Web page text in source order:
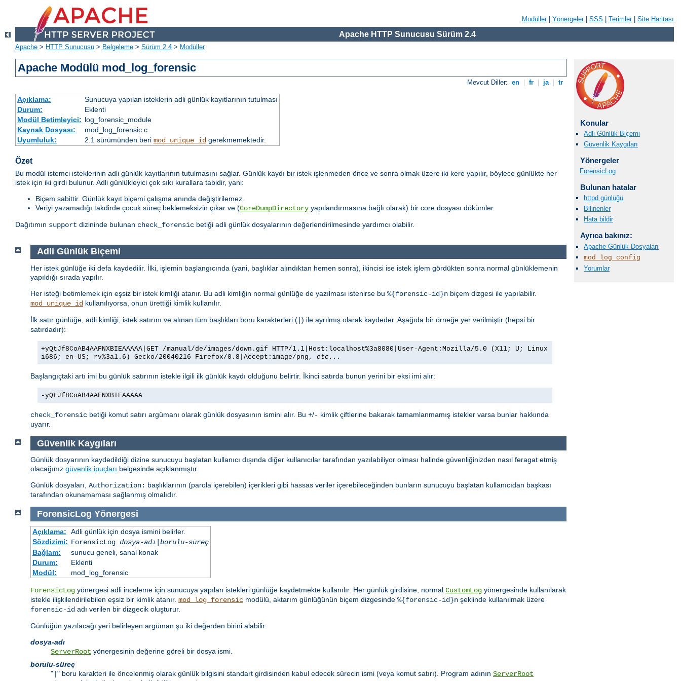
Modüller| Yönergeler| SSS Terimler| Site Haritası
Apache HTTP Sunucusu Sürüm 2.4
Apache > HTTP Sunucusu > Belgeleme > Sürüm 2.4 > Modüller
Apache Modülü mod_log_forensic
Mevcut Diller: en fr ja tr
Açıklama:
Sunucuya yapılan isteklerin adli günlük kayıtlarının tutulması
Durum:
Eklenti
Modül Betimleyici: log_forensic_module
Kaynak Dosyası:
mod_log_forensic.c
Uyumluluk:
2.1 sürümünden beri mod_unique_idgerekmemektedir.
Özet
Bu modül istemci isteklerinin adli günlük kayıtlarının tutulmasını sağlar. Günlük kaydı bir istek işlenmeden önce ve sonra olmak üzere iki kere yapılır, böylece günlükte her
istek için iki girdi bulunur. Adli günlükleyici çok sıkı kurallara tabidir, yani:
Biçem sabittir. Günlük kayıt biçemi çalışma anında değiştirilemez.
Veriyi yazamadığı takdirde çocuk süreç beklemeksizin çıkar ve (CoreDumpDirectory yapılandırmasına bağlı olarak) bir core dosyası dökümler.
Dağıtımın support dizininde bulunan check_forensic betiği adli günlük dosyalarının değerlendirilmesinde yardımcı olabilir.
Konular
Adli Günlük Biçemi
Güvenlik Kaygıları
Yönergeler
ForensicLog
Bulunan hatalar
httpd günlüğü
Bilinenler
Hata bildir
Ayrıca bakınız:
Apache Günlük Dosyaları
mod_log_config
Yorumlar
Adli Günlük Biçemi
Her istek günlüğe iki defa kaydedilir. İlki, işlemin başlangıcında (yani, başlıklar alındıktan hemen sonra), ikincisi ise istek işlem gördükten sonra normal günlüklemenin
yapıldığı sırada yapılır.
Her isteği betimlemek için eşsiz bir istek kimliği atanır. Bu adli kimliğin normal günlüğe de yazılması istenirse bu %{forensic-id}n biçem dizgesi ile yapılabilir.
mod_unique_id kullanılıyorsa, onun ürettiği kimlik kullanılır.
İlk satır günlüğe, adli kimliği, istek satırını ve alınan tüm başlıkları boru karakterleri ( ) ile ayrılmış olarak kaydeder. Aşağıda bir örneğe yer verilmiştir (hepsi bir
satırdadır):
+yQtJf8CoAB4AAFNXBIEAAAAA|GET /manual/de/images/down.gif HTTP/1.1|Host:localhost%3a8080|User-Agent:Mozilla/5.0 (X11; U; Linux
i686; en-US; rv%3a1.6) Gecko/20040216 Firefox/0.8|Accept:image/png, etc...
Başlangıçtaki artı imi bu günlük satırının istekle ilgili ilk günlük kaydı olduğunu belirtir. İkinci satırda bunun yerini bir eksi imi alır:
-yQtJf8CoAB4AAFNXBIEAAAAA
check_forensic betiği komut satırı argümanı olarak günlük dosyasının ismini alır. Bu +/- kimlik çiftlerine bakarak tamamlanmamış istekler varsa bunlar hakkında
uyarır.
Güvenlik Kaygıları
Günlük dosyarının kaydedildiği dizine sunucuyu başlatan kullanıcı dışında diğer kullanıcılar tarafından yazılabiliyor olması halinde güvenliğinizden nasıl feragat etmiş
olacağınız güvenlik ipuçları belgesinde açıklanmıştır.
Günlük dosyaları, Authorization: başlıklarının (parola içerebilen) içerikleri gibi hassas veriler içerebileceğinden bunların sunucuyu başlatan kullanıcıdan başkası
tarafından okunamaması sağlanmış olmalıdır.
ForensicLog Yönergesi
Açıklama:
Adli günlük için dosya ismini belirler.
Sözdizimi: ForensicLog dosya-adı borulu-süreç
Bağlam:
sunucu geneli, sanal konak
Durum:
Eklenti
Modül:
mod_log_forensic
ForensicLog yönergesi adli inceleme için sunucuya yapılan istekleri günlüğe kaydetmekte kullanılır. Her günlük girdisine, normal CustomLog yönergesinde kullanılarak
istekle ilişkilendirilebilen eşsiz bir kimlik atanır. mod_log_forensic modülü, aktarım günlüğünün biçem dizgesinde %{forensic-id}n şeklinde kullanılmak üzere
forensic-id adı verilen bir dizgecik oluşturur.
Günlüğün yazılacağı yeri belirleyen argüman şu iki değerden birini alabilir:
dosya-adı
ServerRoot yönergesinin değerine göreli bir dosya ismi.
borulu-süreç
" " boru karakteri ile öncelenmiş olarak günlük bilgisini standart girdisinden kabul edecek sürecin ismi (veya komut satırı). Program adının ServerRoot